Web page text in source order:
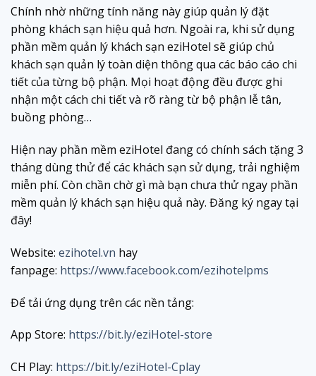
Chính nhờ những tính năng này giúp quản lý đặt
phòng khách sạn hiệu quả hơn. Ngoài ra, khi sử dụng
phần mềm quản lý khách sạn eziHotel sẽ giúp chủ
khách sạn quản lý toàn diện thông qua các báo cáo chi
tiết của từng bộ phận. Mọi hoạt động đều được ghi
nhận một cách chi tiết và rõ ràng từ bộ phận lễ tân,
buồng phòng…
Hiện nay phần mềm eziHotel đang có chính sách tặng 3
tháng dùng thử để các khách sạn sử dụng, trải nghiệm
miễn phí. Còn chần chờ gì mà bạn chưa thử ngay phần
mềm quản lý khách sạn hiệu quả này. Đăng ký ngay tại
đây!
Website: ezihotel.vn hay
fanpage: https://www.facebook.com/ezihotelpms
Để tải ứng dụng trên các nền tảng:
App Store: https://bit.ly/eziHotel-store
CH Play: https://bit.ly/eziHotel-Cplay